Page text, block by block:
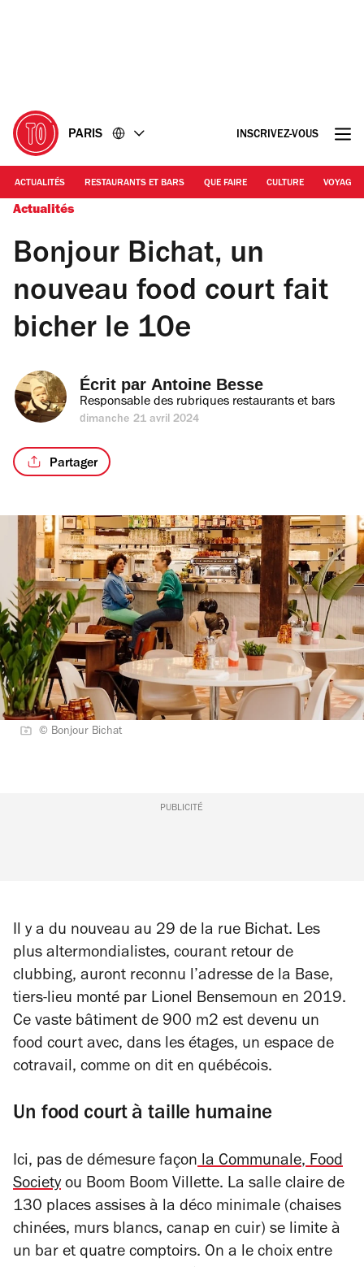
PARIS INSCRIVEZ-VOUS
ACTUALITÉS RESTAURANTS ET BARS QUE FAIRE CULTURE VOYAGE
Actualités
Bonjour Bichat, un
nouveau food court fait
bicher le 10e
Écrit par Antoine Besse
Responsable des rubriques restaurants et bars
dimanche 21 avril 2024
Partager
© Bonjour Bichat
PUBLICITÉ
Il y a du nouveau au 29 de la rue Bichat. Les
plus altermondialistes, courant retour de
clubbing, auront reconnu l’adresse de la Base,
tiers-lieu monté par Lionel Bensemoun en 2019.
Ce vaste bâtiment de 900 m2 est devenu un
food court avec, dans les étages, un espace de
cotravail, comme on dit en québécois.
Un food court à taille humaine
Ici, pas de démesure façon laCommunale, Food
Societyou Boom Boom Villette. La salle claire de
130 places assises à la déco minimale (chaises
chinées, murs blancs, canap en cuir) se limite à
un bar et quatre comptoirs. On a le choix entre